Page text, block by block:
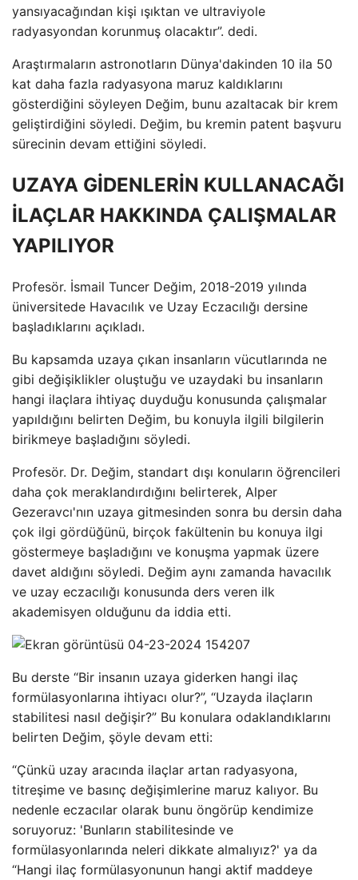
yansıyacağından kişi ışıktan ve ultraviyole
radyasyondan korunmuş olacaktır”. dedi.
Araştırmaların astronotların Dünya'dakinden 10 ila 50
kat daha fazla radyasyona maruz kaldıklarını
gösterdiğini söyleyen Değim, bunu azaltacak bir krem ​​
geliştirdiğini söyledi. Değim, bu kremin patent başvuru
sürecinin devam ettiğini söyledi.
UZAYA GİDENLERİN KULLANACAĞI
İLAÇLAR HAKKINDA ÇALIŞMALAR
YAPILIYOR
Profesör. İsmail Tuncer Değim, 2018-2019 yılında
üniversitede Havacılık ve Uzay Eczacılığı dersine
başladıklarını açıkladı.
Bu kapsamda uzaya çıkan insanların vücutlarında ne
gibi değişiklikler oluştuğu ve uzaydaki bu insanların
hangi ilaçlara ihtiyaç duyduğu konusunda çalışmalar
yapıldığını belirten Değim, bu konuyla ilgili bilgilerin
birikmeye başladığını söyledi.
Profesör. Dr. Değim, standart dışı konuların öğrencileri
daha çok meraklandırdığını belirterek, Alper
Gezeravcı'nın uzaya gitmesinden sonra bu dersin daha
çok ilgi gördüğünü, birçok fakültenin bu konuya ilgi
göstermeye başladığını ve konuşma yapmak üzere
davet aldığını söyledi. Değim aynı zamanda havacılık
ve uzay eczacılığı konusunda ders veren ilk
akademisyen olduğunu da iddia etti.
Bu derste “Bir insanın uzaya giderken hangi ilaç
formülasyonlarına ihtiyacı olur?”, “Uzayda ilaçların
stabilitesi nasıl değişir?” Bu konulara odaklandıklarını
belirten Değim, şöyle devam etti:
“Çünkü uzay aracında ilaçlar artan radyasyona,
titreşime ve basınç değişimlerine maruz kalıyor. Bu
nedenle eczacılar olarak bunu öngörüp kendimize
soruyoruz: 'Bunların stabilitesinde ve
formülasyonlarında neleri dikkate almalıyız?' ya da
“Hangi ilaç formülasyonunun hangi aktif maddeye